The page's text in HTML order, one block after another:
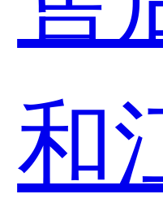
用
和